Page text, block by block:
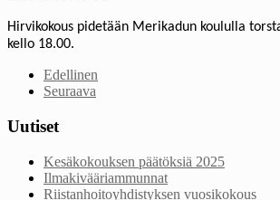
Hirvikokous pidetään Merikadun koululla
kello 18.00.
Edellinen
Seuraava
Uutiset
Kesäkokouksen päätöksiä 2025
Ilmakivääriammunnat
Riistanhoitoyhdistyksen vuosikokous